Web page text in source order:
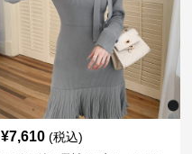
¥7,610 (税込)